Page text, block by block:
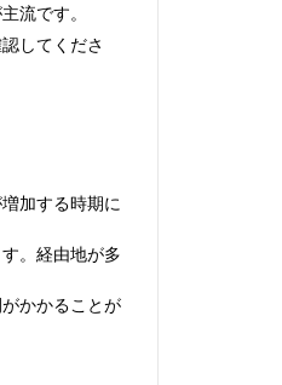
流です。
してくださ
加する時期に
。経由地が多
かかることが